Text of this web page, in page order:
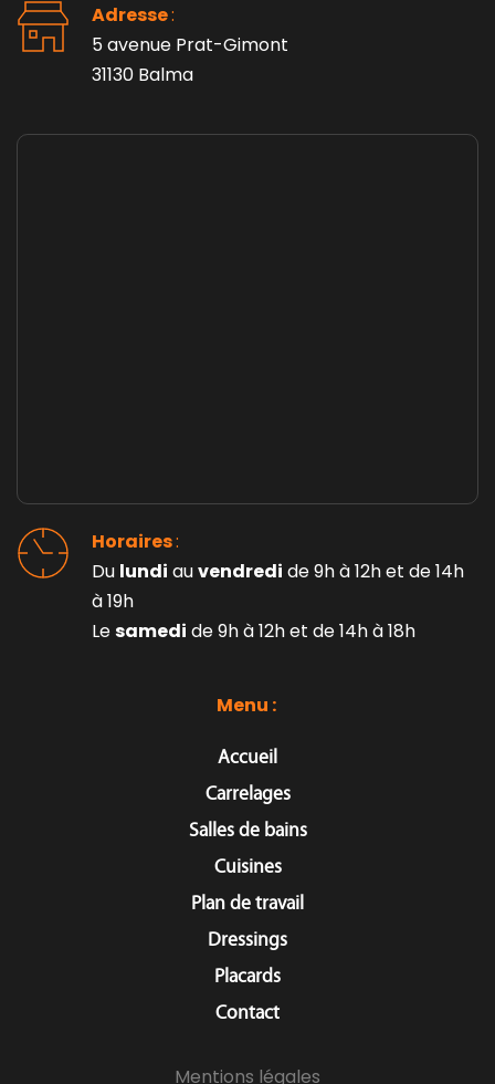
Menu :
Accueil
Carrelages
Salles de bains
Cuisines
Plan de travail
Dressings
Placards
Contact
Horaires :
Du lundi au vendredi de 9h à 12h et de 14h
à 19h
Le samedi de 9h à 12h et de 14h à 18h
Adresse :
5 avenue Prat-Gimont
31130 Balma
Mentions légales